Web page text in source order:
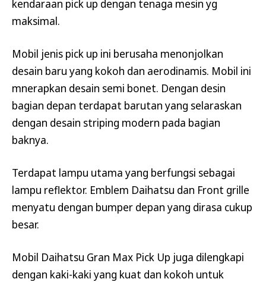
kendaraan pick up dengan tenaga mesin yg
maksimal.
Mobil jenis pick up ini berusaha menonjolkan
desain baru yang kokoh dan aerodinamis. Mobil ini
mnerapkan desain semi bonet. Dengan desin
bagian depan terdapat barutan yang selaraskan
dengan desain striping modern pada bagian
baknya.
Terdapat lampu utama yang berfungsi sebagai
lampu reflektor. Emblem Daihatsu dan Front grille
menyatu dengan bumper depan yang dirasa cukup
besar.
Mobil Daihatsu Gran Max Pick Up juga dilengkapi
dengan kaki-kaki yang kuat dan kokoh untuk